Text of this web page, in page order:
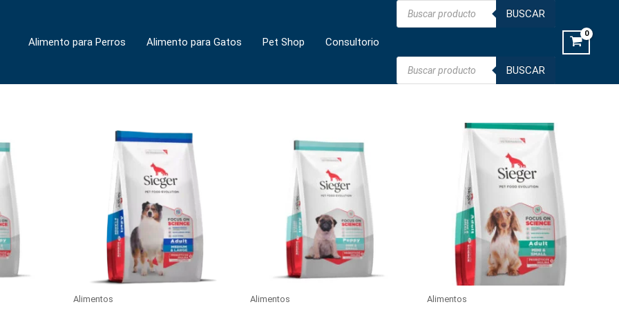
Alimento para Perros Alimento para Gatos Pet Shop Consultorio
Búsqueda
productos
BUSCAR
Búsqueda
productos
BUSCAR
Alimentos Alimentos Alimentos